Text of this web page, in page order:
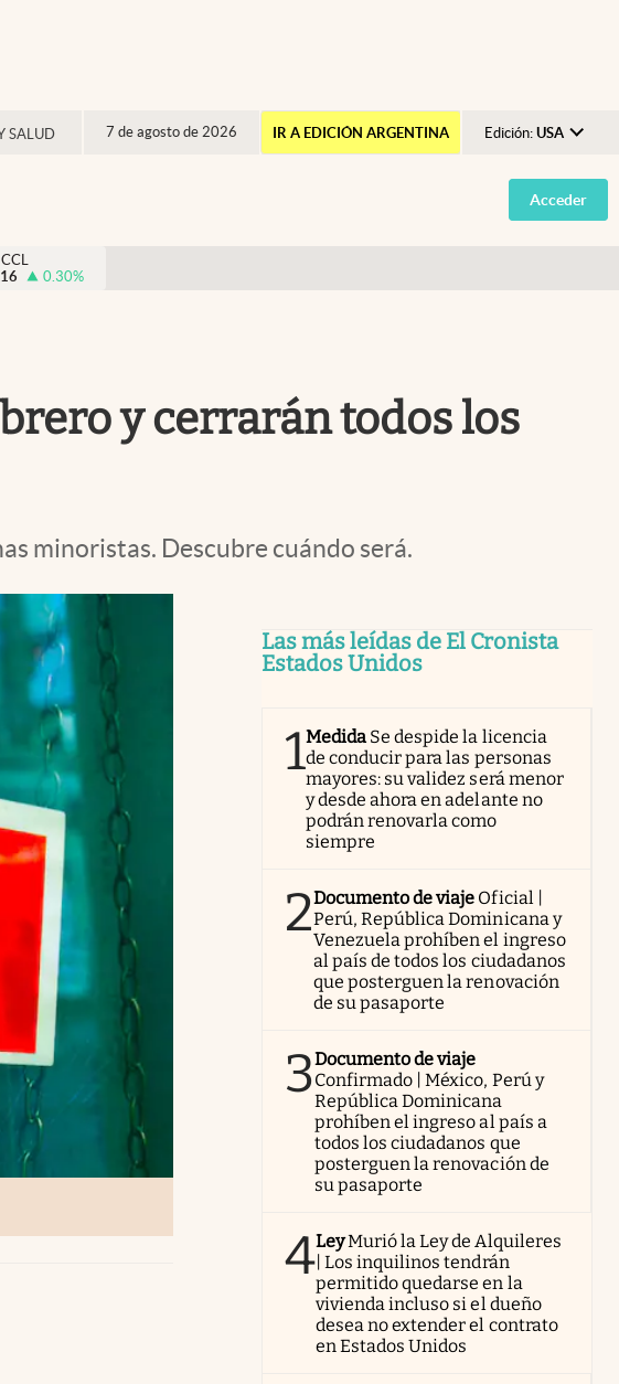
SALUD 7 de agosto de 2026 IR A EDICIÓN ARGENTINA Edición: USA
Argentina
España
Acceder
0.30%
y cerrarán todos los
minoristas. Descubre cuándo será.
Las más leídas de El Cronista
Estados Unidos
1Medida Se despide la licencia
de conducir para las personas
mayores: su validez será menor
y desde ahora en adelante no
podrán renovarla como
siempre
2Documento de viaje Oficial |
Perú, República Dominicana y
Venezuela prohíben el ingreso
al país de todos los ciudadanos
que posterguen la renovación
de su pasaporte
3Documento de viaje
Confirmado | México, Perú y
República Dominicana
prohíben el ingreso al país a
todos los ciudadanos que
posterguen la renovación de
su pasaporte
4LeyMurió la Ley de Alquileres
| Los inquilinos tendrán
permitido quedarse en la
vivienda incluso si el dueño
desea no extender el contrato
en Estados Unidos